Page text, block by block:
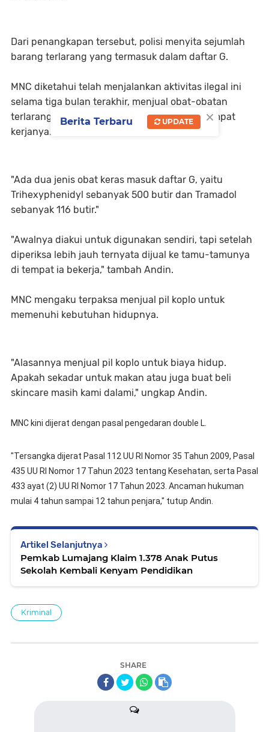
Dari penangkapan tersebut, polisi menyita sejumlah
barang terlarang yang termasuk dalam daftar G.
MNC diketahui telah menjalankan aktivitas ilegal ini
selama tiga bulan terakhir, menjual obat-obatan
terlarang kepada teman dan pelanggan di tempat
kerjanya.
"Ada dua jenis obat keras masuk daftar G, yaitu
Trihexyphenidyl sebanyak 500 butir dan Tramadol
sebanyak 116 butir."
"Awalnya diakui untuk digunakan sendiri, tapi setelah
diperiksa lebih jauh ternyata dijual ke tamu-tamunya
di tempat ia bekerja," tambah Andin.
MNC mengaku terpaksa menjual pil koplo untuk
memenuhi kebutuhan hidupnya.
"Alasannya menjual pil koplo untuk biaya hidup.
Apakah sekadar untuk makan atau juga buat beli
skincare masih kami dalami," ungkap Andin.
MNC kini dijerat dengan pasal pengedaran double L.
"Tersangka dijerat Pasal 112 UU RI Nomor 35 Tahun 2009, Pasal
435 UU RI Nomor 17 Tahun 2023 tentang Kesehatan, serta Pasal
433 ayat (2) UU RI Nomor 17 Tahun 2023. Ancaman hukuman
mulai 4 tahun sampai 12 tahun penjara," tutup Andin.
Artikel Selanjutnya
Pemkab Lumajang Klaim 1.378 Anak Putus
Sekolah Kembali Kenyam Pendidikan
Kriminal
SHARE
×
Berita Terbaru UPDATE